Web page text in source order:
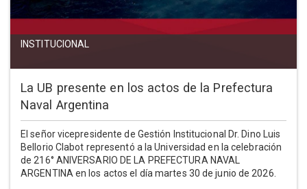
INSTITUCIONAL
La UB presente en los actos de la Prefectura
Naval Argentina
El señor vicepresidente de Gestión Institucional Dr. Dino Luis
Bellorio Clabot representó a la Universidad en la celebración
de 216° ANIVERSARIO DE LA PREFECTURA NAVAL
ARGENTINA en los actos el día martes 30 de junio de 2026.